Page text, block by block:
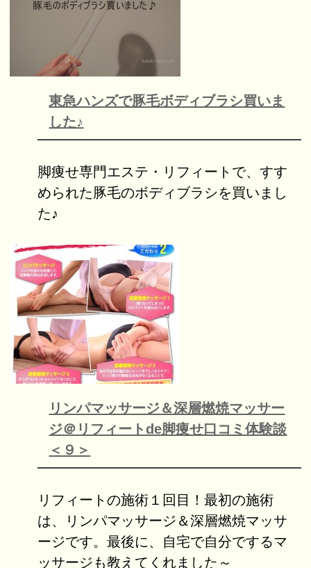
東急ハンズで豚毛ボディブラシ買いま
した♪
脚痩せ専門エステ・リフィートで、すす
められた豚毛のボディブラシを買いまし
た♪
リンパマッサージ＆深層燃焼マッサー
ジ＠リフィートde脚痩せ口コミ体験談
＜９＞
リフィートの施術１回目！最初の施術
は、リンパマッサージ＆深層燃焼マッサ
ージです。最後に、自宅で自分でするマ
ッサージも教えてくれました～